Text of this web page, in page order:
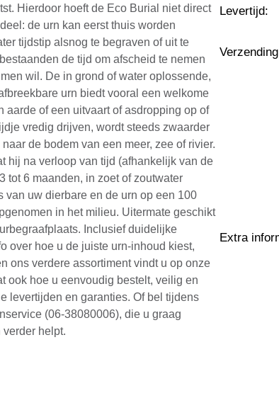
Levertijd:
Verzending
Extra
Hierdoor hoeft de Eco Burial niet direct
de urn kan eerst thuis worden
tijdstip alsnog te begraven of uit te
de tijd om afscheid te nemen
wil. De in grond of water oplossende,
urn biedt vooral een welkome
of een uitvaart of asdropping op of
vredig drijven, wordt steeds zwaarder
de bodem van een meer, zee of rivier.
hij na verloop van tijd (afhankelijk van de
tot 6 maanden, in zoet of zoutwater
van uw dierbare en de urn op een 100
in het milieu. Uitermate geschikt
Inclusief duidelijke
over hoe u de juiste urn-inhoud kiest,
ons verdere assortiment vindt u op onze
ook hoe u eenvoudig bestelt, veilig en
levertijden en garanties. Of bel tijdens
(06-38080006), die u graag
helpt.